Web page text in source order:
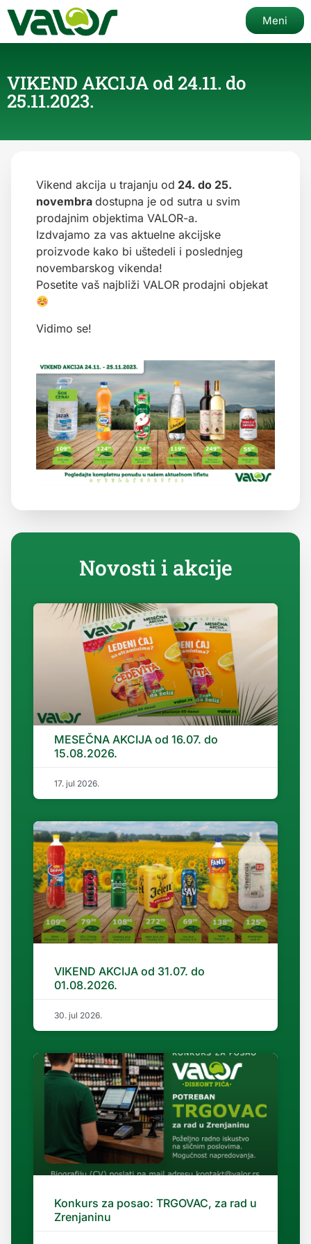
Meni
VIKEND AKCIJA od 24.11. do
25.11.2023.
Vikend akcija u trajanju od 24. do 25.
novembra dostupna je od sutra u svim
prodajnim objektima VALOR-a.
Izdvajamo za vas aktuelne akcijske
proizvode kako bi uštedeli i poslednjeg
novembarskog vikenda!
Posetite vaš najbliži VALOR prodajni objekat
Vidimo se!
Novosti i akcije
MESEČNA AKCIJA od 16.07. do
15.08.2026.
17. jul 2026.
VIKEND AKCIJA od 31.07. do
01.08.2026.
30. jul 2026.
Konkurs za posao: TRGOVAC, za rad u
Zrenjaninu